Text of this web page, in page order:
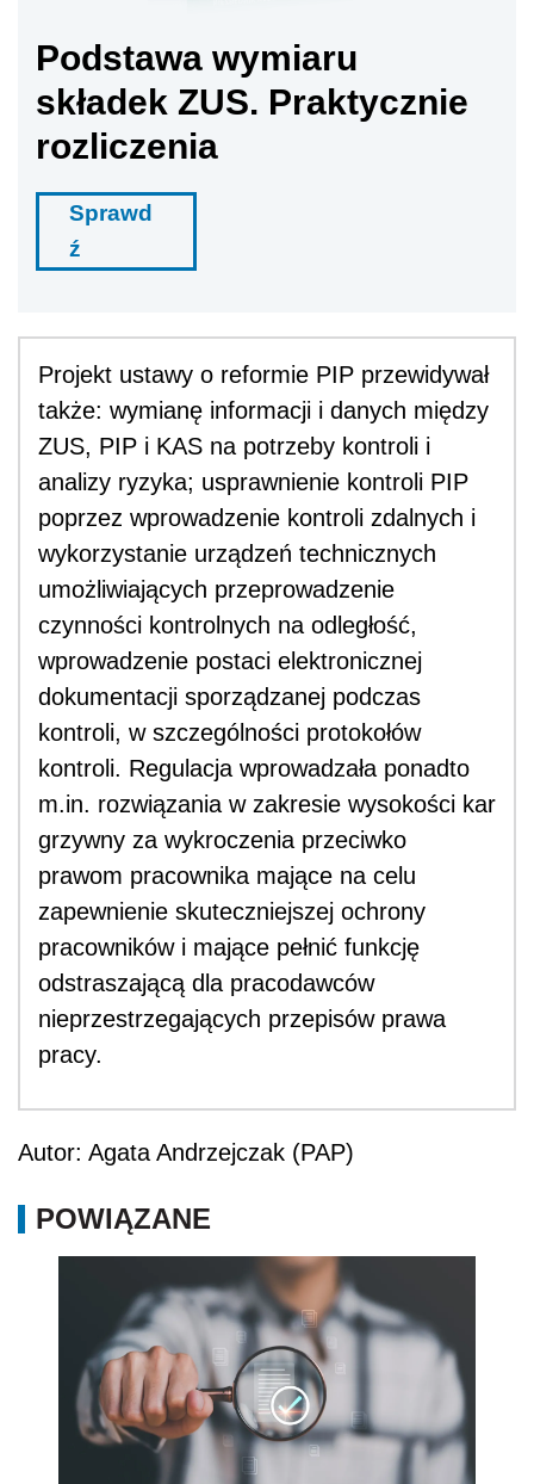
Podstawa wymiaru
składek ZUS. Praktycznie
rozliczenia
Sprawd
ź
Projekt ustawy o reformie PIP przewidywał
także: wymianę informacji i danych między
ZUS, PIP i KAS na potrzeby kontroli i
analizy ryzyka; usprawnienie kontroli PIP
poprzez wprowadzenie kontroli zdalnych i
wykorzystanie urządzeń technicznych
umożliwiających przeprowadzenie
czynności kontrolnych na odległość,
wprowadzenie postaci elektronicznej
dokumentacji sporządzanej podczas
kontroli, w szczególności protokołów
kontroli. Regulacja wprowadzała ponadto
m.in. rozwiązania w zakresie wysokości kar
grzywny za wykroczenia przeciwko
prawom pracownika mające na celu
zapewnienie skuteczniejszej ochrony
pracowników i mające pełnić funkcję
odstraszającą dla pracodawców
nieprzestrzegających przepisów prawa
pracy.
Autor: Agata Andrzejczak (PAP)
POWIĄZANE